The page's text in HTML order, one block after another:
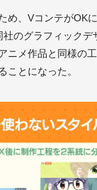
め、VコンテがOK
のグラフィックデ
ニメ作品と同様の
ことになった。